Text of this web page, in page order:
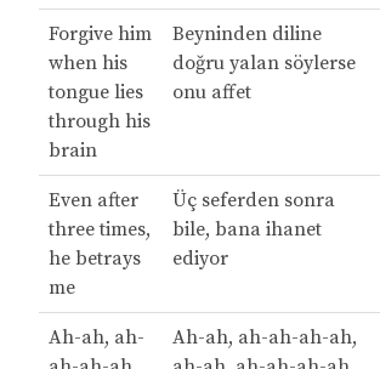
Forgive him
when his
tongue lies
through his
brain
Beyninden diline
doğru yalan söylerse
onu affet
Even after
three times,
he betrays
me
Üç seferden sonra
bile, bana ihanet
ediyor
Ah-ah, ah-
Ah-ah, ah-ah-ah-ah,